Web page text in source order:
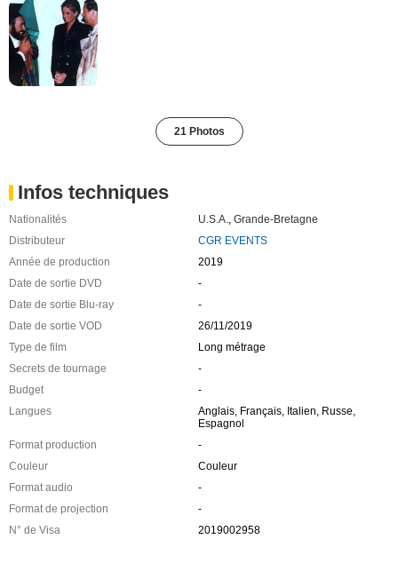
21 Photos
Infos techniques
Nationalités U.S.A., Grande-Bretagne
Distributeur
CGR EVENTS
Année de production
2019
Date de sortie DVD
-
Date de sortie Blu-ray
-
Date de sortie VOD
26/11/2019
Type de film
Long métrage
Secrets de tournage
-
Budget
-
Langues
Anglais, Français, Italien, Russe,
Espagnol
Format production
-
Couleur
Couleur
Format audio
-
Format de projection
-
N° de Visa
2019002958